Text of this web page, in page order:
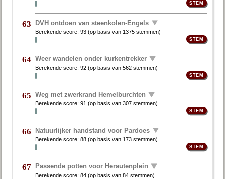
63 DVH ontdoen van steenkolen-Engels
Berekende score:93 (op basis van 1375 stemmen)
64 Weer wandelen onder kurkentrekker
Berekende score:92 (op basis van562 stemmen)
65 Weg met zwerkrand Hemelburchten
Berekende score:91 (op basis van307 stemmen)
66 Natuurlijker handstand voor Pardoes
Berekende score:88 (op basis van 173 stemmen)
67 Passende potten voor Herautenplein
Berekende score:84 (op basis van84 stemmen)